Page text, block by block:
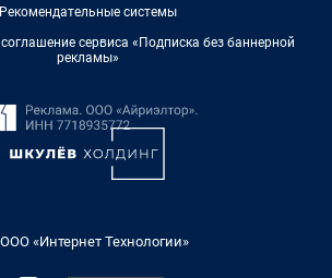
Рекомендательные системы
сервиса «Подписка без баннерной
рекламы»
«Интернет Технологии»